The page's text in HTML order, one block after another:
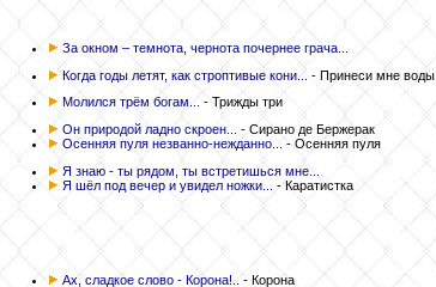
За окном – темнота, чернота почернее грача...
Когда годы летят, как строптивые кони... - Принеси мне воды
Молился трём богам...
- Трижды три
Он природой ладно скроен...
- Сирано де Бержерак
Осенняя пуля незванно-нежданно... - Осенняя пуля
Я знаю - ты рядом, ты встретишься мне...
Я шёл под вечер и увидел ножки...
- Каратистка
Ах, сладкое слово - Корона!.. - Корона